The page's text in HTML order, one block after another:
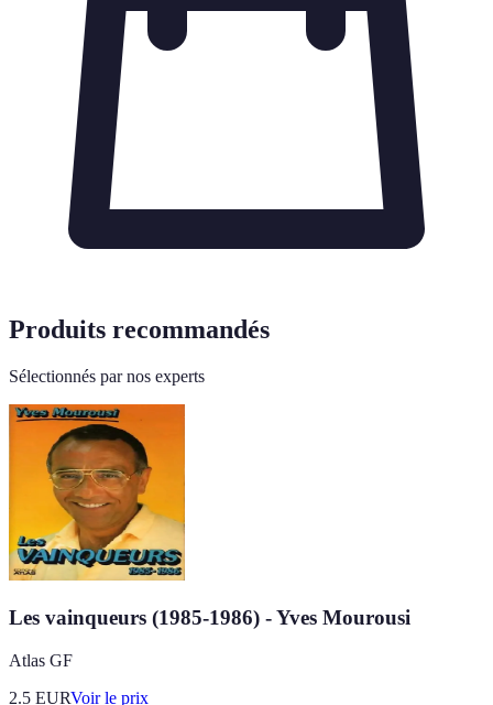
Produits recommandés
Sélectionnés par nos experts
Les vainqueurs (1985-1986) - Yves Mourousi
Atlas GF
2.5 EURVoir le prix